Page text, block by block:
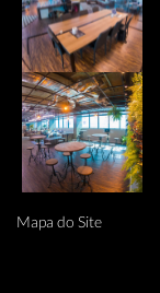
Mapa do Site